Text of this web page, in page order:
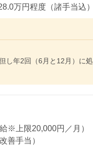
万円程度（諸手当込）
し年2回（6月と12月）に処
※上限20,000円／月）
善手当）